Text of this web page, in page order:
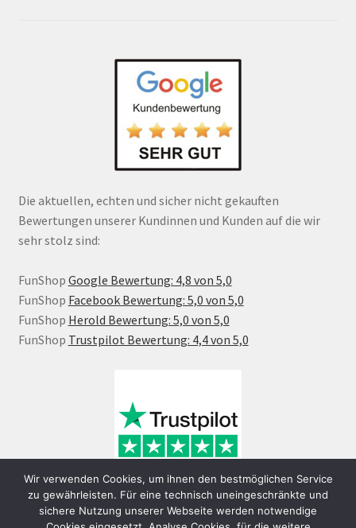
Die aktuellen, echten und sicher nicht gekauften
Bewertungen unserer Kundinnen und Kunden auf die wir
sehr stolz sind:
FunShop Google Bewertung: 4,8 von 5,0
FunShop Facebook Bewertung: 5,0 von 5,0
FunShop Herold Bewertung: 5,0 von 5,0
FunShop Trustpilot Bewertung: 4,4 von 5,0
Wir verwenden Cookies, um ihnen den bestmöglichen Service
zu gewährleisten. Für eine technisch uneingeschränkte und
sichere Nutzung unserer Webseite werden notwendige